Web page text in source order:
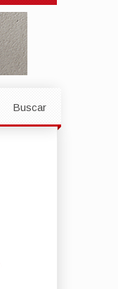
Buscar